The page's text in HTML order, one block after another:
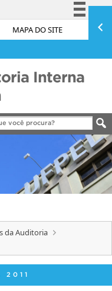
MAPA DO SITE
Simplifique!
à informação
Canais
Interna
da Auditoria
2011